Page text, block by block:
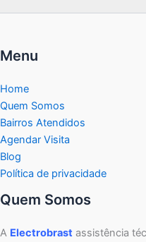
Menu
Home
Quem Somos
Bairros Atendidos
Agendar Visita
Blog
Política de privacidade
Quem Somos
A Electrobrast assistência